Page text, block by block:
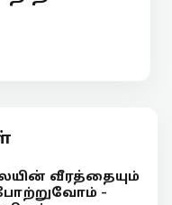
வீரத்தையும்
-